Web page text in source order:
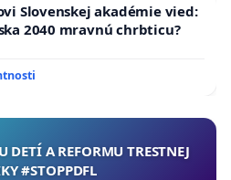
Slovenskej akadémie vied:
2040 mravnú chrbticu?
DETÍ A REFORMU TRESTNEJ
#STOPPDFL